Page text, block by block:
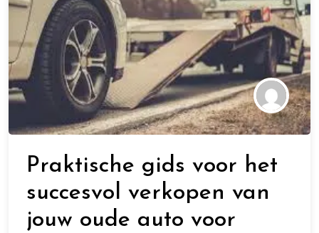
Praktische gids voor het
succesvol verkopen van
jouw oude auto voor